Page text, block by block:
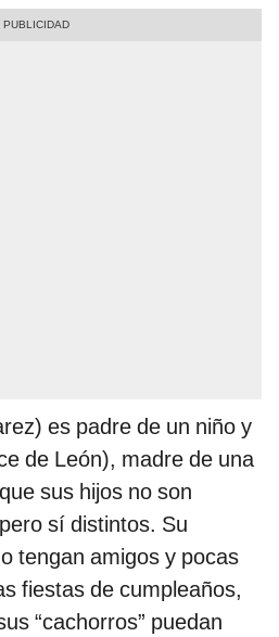
es padre de un niño y
de León), madre de una
sus hijos no son
sí distintos. Su
tengan amigos y pocas
fiestas de cumpleaños,
“cachorros” puedan